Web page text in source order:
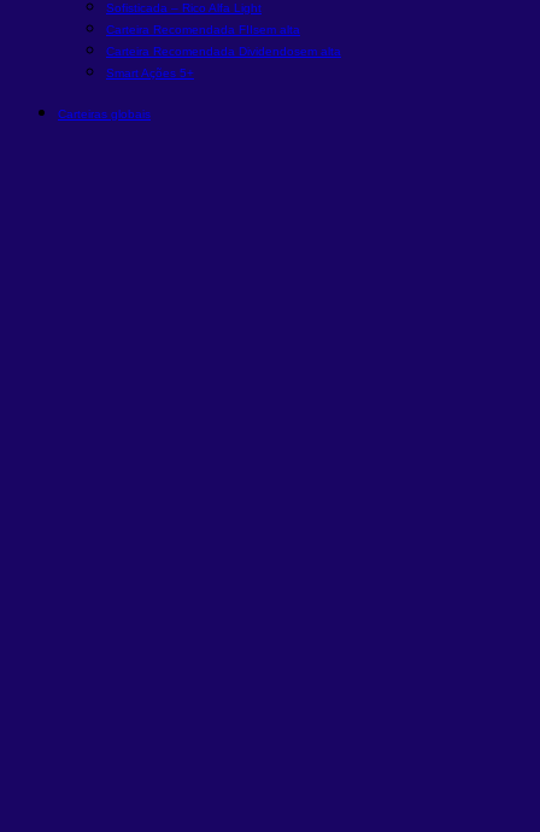
Sofisticada – Rico Alfa Light
Carteira Recomendada FIIsem alta
Carteira Recomendada Dividendosem alta
Smart Ações 5+
Carteiras globais